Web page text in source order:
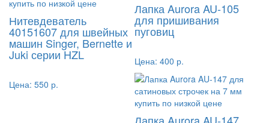
Нитевдеватель
40151607 для швейных
машин Singer, Bernette и
Juki серии HZL
Цена: 550 р.
Лапка Aurora AU-105
для пришивания
пуговиц
Цена: 400 р.